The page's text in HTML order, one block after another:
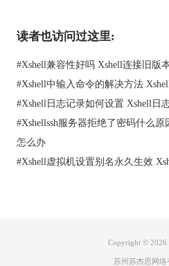
读者也访问过这里:
#Xshell兼容性好吗 Xshell连接旧版
#Xshell中输入命令的解决方法
#Xshell日志记录如何设置 Xshell日
#Xshellssh服务器拒绝了密码什么
怎么办
#Xshell虚拟机设置别名永久生效
Copyright © 2026
苏州苏杰思网络